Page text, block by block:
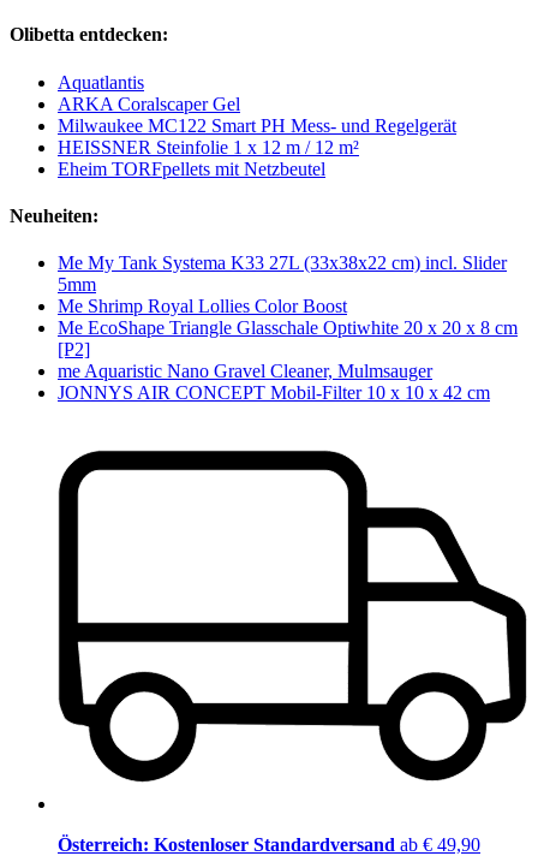
Olibetta entdecken:
Aquatlantis
ARKA Coralscaper Gel
Milwaukee MC122 Smart PH Mess- und Regelgerät
HEISSNER Steinfolie 1 x 12 m / 12 m²
Eheim TORFpellets mit Netzbeutel
Neuheiten:
Me My Tank Systema K33 27L (33x38x22 cm) incl. Slider
5mm
Me Shrimp Royal Lollies Color Boost
Me EcoShape Triangle Glasschale Optiwhite 20 x 20 x 8 cm
[P2]
me Aquaristic Nano Gravel Cleaner, Mulmsauger
JONNYS AIR CONCEPT Mobil-Filter 10 x 10 x 42 cm
Österreich: Kostenloser Standardversand ab € 49,90